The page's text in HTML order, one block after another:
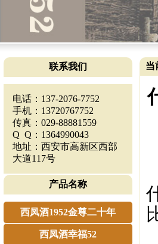
联系我们
电话：137-2076-7752
手机：13720767752
传真：029-88881559
Q Q：1364990043
地址：西安市高新区西部
大道117号
产品名称
西凤酒1952金尊二十年
西凤酒幸福52
当